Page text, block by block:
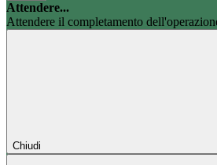
Attendere...
Attendere il completamento
Chiudi